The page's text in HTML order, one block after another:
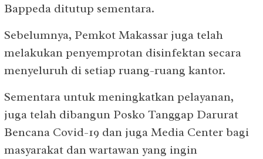
Bappeda ditutup sementara.
Sebelumnya, Pemkot Makassar juga telah
melakukan penyemprotan disinfektan secara
menyeluruh di setiap ruang-ruang kantor.
Sementara untuk meningkatkan pelayanan,
juga telah dibangun Posko Tanggap Darurat
Bencana Covid-19 dan juga Media Center bagi
masyarakat dan wartawan yang ingin